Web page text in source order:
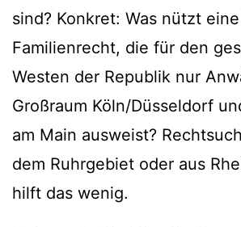
sind? Konkret: Was nützt
Familienrecht, die für den
Westen der Republik nur
Großraum Köln/Düsseldorf
am Main ausweist?
dem Ruhrgebiet oder aus
hilft das wenig.